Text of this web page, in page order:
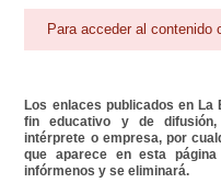
Para acceder al contenido
Los enlaces publicados en
fin educativo y de
intérprete o empresa, por
que aparece en esta
infórmenos y se eliminará.